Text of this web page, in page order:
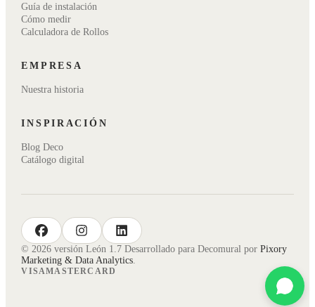
Guía de instalación
Cómo medir
Calculadora de Rollos
EMPRESA
Nuestra historia
INSPIRACIÓN
Blog Deco
Catálogo digital
facebook instagram linkedin
© 2026 versión León 1.7 Desarrollado para Decomural porPixory
Marketing & Data Analytics.
VISAMASTERCARD